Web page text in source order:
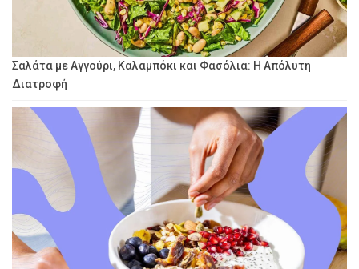
Σαλάτα με Αγγούρι, Καλαμπόκι και Φασόλια: Η Απόλυτη
Διατροφή